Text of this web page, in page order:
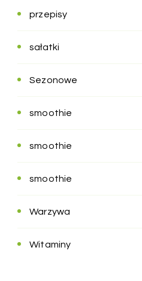
przepisy
sałatki
Sezonowe
smoothie
smoothie
smoothie
Warzywa
Witaminy